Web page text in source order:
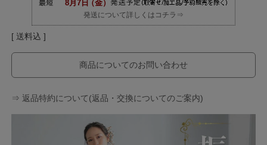
発送について詳しくはコチラ⇒
送料込
商品についてのお問い合わせ
⇒ 返品特約について(返品・交換についてのご案内)